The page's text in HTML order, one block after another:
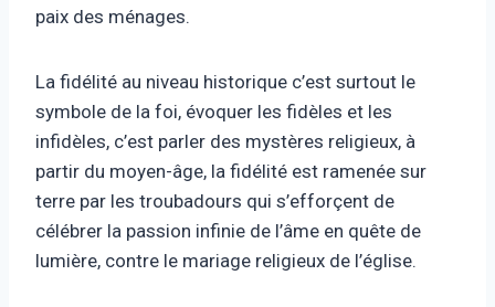
paix des ménages.
La fidélité au niveau historique c’est surtout le
symbole de la foi, évoquer les fidèles et les
infidèles, c’est parler des mystères religieux, à
partir du moyen-âge, la fidélité est ramenée sur
terre par les troubadours qui s’efforçent de
célébrer la passion infinie de l’âme en quête de
lumière, contre le mariage religieux de l’église.